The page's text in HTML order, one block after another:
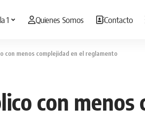
1 Quienes Somos Contacto
con menos complejidad en el reglamento
con menos